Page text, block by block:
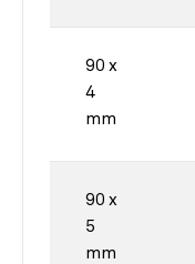
90 x
4
mm
90 x
5
mm